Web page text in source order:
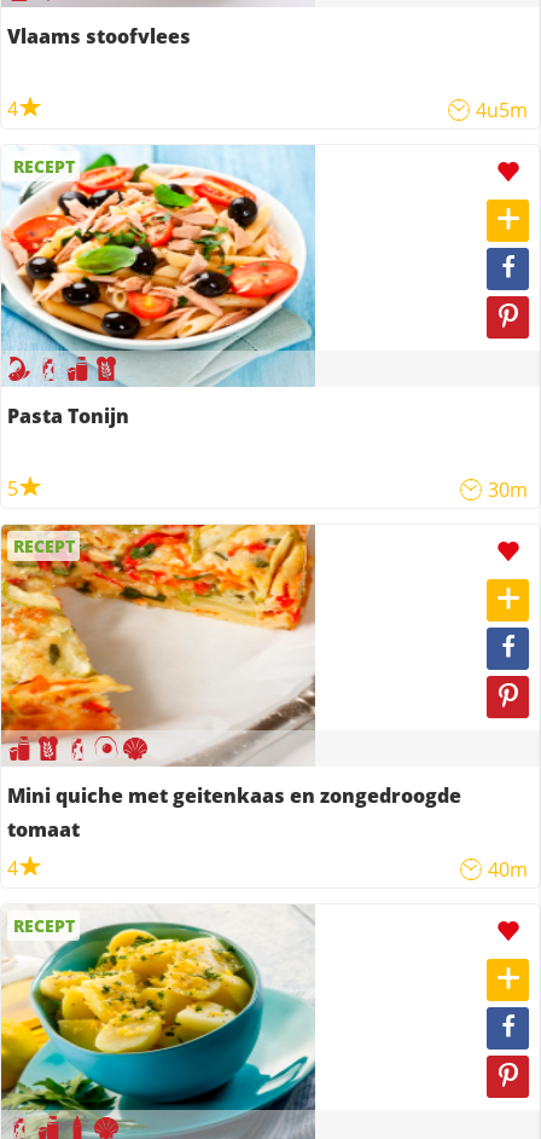
Vlaams stoofvlees
4 4u5m
RECEPT
Pasta Tonijn
5 30m
RECEPT
Mini quiche met geitenkaas en zongedroogde
tomaat
4
40m
RECEPT